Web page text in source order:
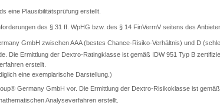
eine Plausibilitätsprüfung erstellt.
des § 31 ff. WpHG bzw. des § 14 FinVermV seitens des
GmbH zwischen AAA (bestes Chance-Risiko-Verhältnis) und D
Die Ermittlung der Dextro-Ratingklasse ist gemäß IDW 951 Typ B
erstellt.
eine exemplarische Darstellung.)
Germany GmbH vor. Die Ermittlung der Dextro-Risikoklasse ist
Analyseverfahren erstellt.